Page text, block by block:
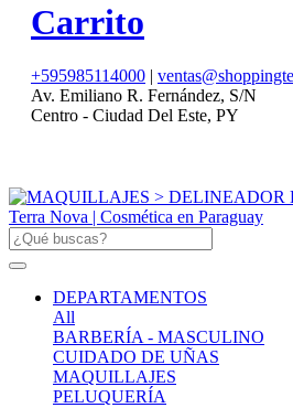
Carrito
+595985114000 |
Av. Emiliano R. Fernández, S/N
Centro - Ciudad Del Este, PY
DEPARTAMENTOS
All
BARBERÍA - MASCULINO
CUIDADO DE UÑAS
MAQUILLAJES
PELUQUERÍA